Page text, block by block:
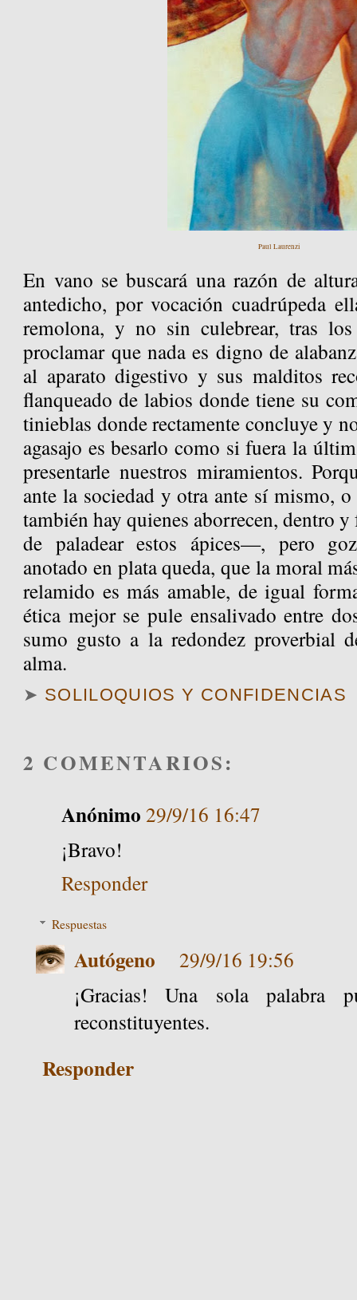
Paul Laurenzi
En vano se buscará una razón de
antedicho, por vocación cuadrúpeda
remolona, y no sin culebrear, tras
proclamar que nada es digno de
al aparato digestivo y sus malditos
flanqueado de labios donde tiene su
tinieblas donde rectamente concluye y
agasajo es besarlo como si fuera la
presentarle nuestros miramientos.
ante la sociedad y otra ante sí mismo,
también hay quienes aborrecen, dentro y
de paladear estos ápices—, pero
anotado en plata queda, que la moral
relamido es más amable, de igual
ética mejor se pule ensalivado entre
sumo gusto a la redondez proverbial
alma.
➤ SOLILOQUIOS Y CONFIDENCIAS
2 COMENTARIOS:
Anónimo 29/9/16 16:47
¡Bravo!
Responder
Respuestas
Autógeno
29/9/16 19:56
¡Gracias! Una sola palabra
reconstituyentes.
Responder